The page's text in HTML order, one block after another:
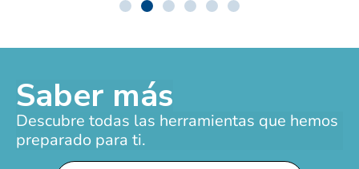
Saber más
Descubre todas las herramientas que hemos
preparado para ti.